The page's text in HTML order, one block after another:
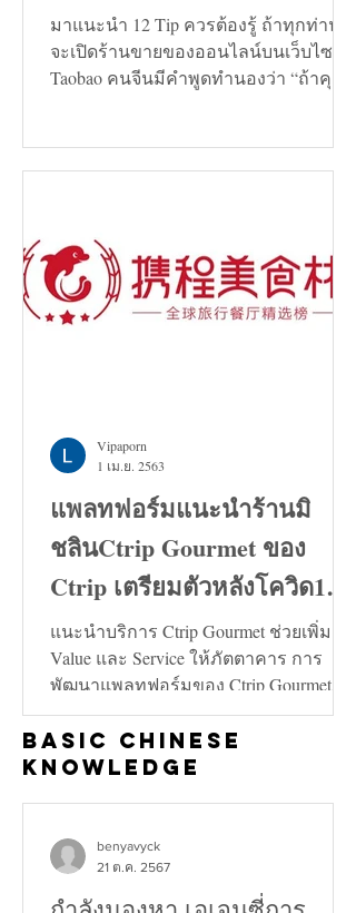
มาแนะนำ 12 Tip ควรต้องรู้ ถ้าทุกท่าน
จะเปิดร้านขายของออนไลน์บนเว็บไซต์
Taobao คนจีนมีคำพูดทำนองว่า “ถ้าคุณ
แพลทฟอร์มแนะนำร้านมิ
ชลินCtrip Gourmet ของ
Ctrip เตรียมตัวหลังโควิด19
คลี่คลาย
แนะนำบริการ Ctrip Gourmet ช่วยเพิ่ม
Value และ Service ให้ภัตตาคาร การ
พัฒนาแพลทฟอร์มของ Ctrip Gourmet จะ
ช่วยเพิ่มทั้งในด้าน Value และ...
Vipaporn
1 เม.ย. 2563
Basic Chinese
Knowledge
benyavyck
21 ต.ค. 2567